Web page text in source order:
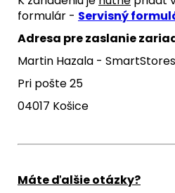
formulár - Servisný
Adresa pre zaslanie
Martin Hazala - SmartStores
Pri pošte 25
04017 Košice
Máte ďalšie otázky?